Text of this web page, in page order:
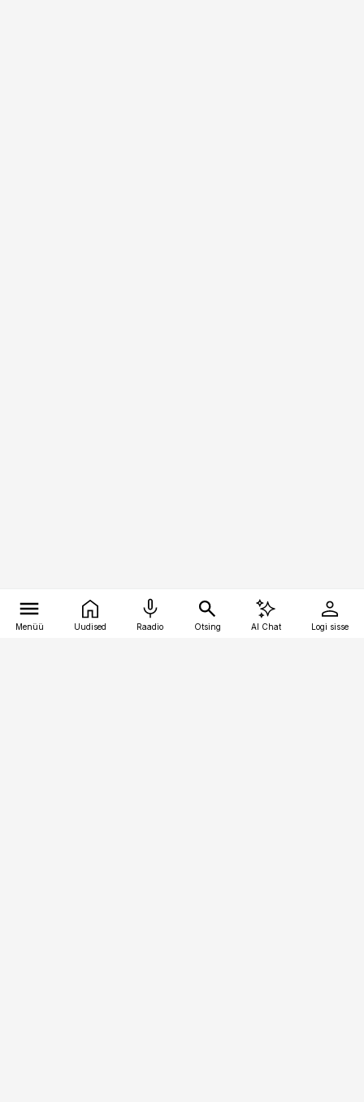
Menüü Uudised Raadio Otsing AI Chat Logi sisse